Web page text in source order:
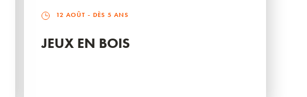
12 AOÛT - DÈS 5 ANS
JEUX EN BOIS